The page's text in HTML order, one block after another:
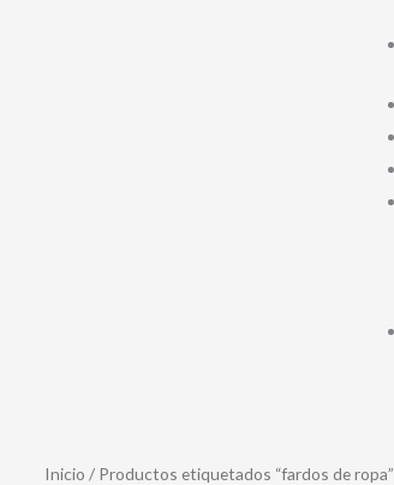
Inicio / Productos etiquetados “fardos de ropa”